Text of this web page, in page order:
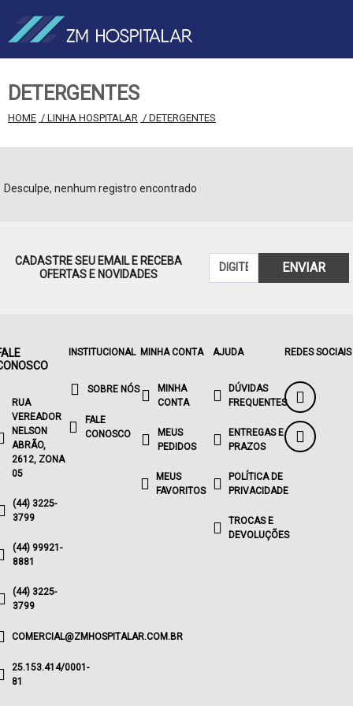
DETERGENTES
HOME / LINHA HOSPITALAR / DETERGENTES
Desculpe, nenhum registro encontrado
CADASTRE SEU EMAIL E RECEBA
OFERTAS E NOVIDADES
ENVIAR
RUA
VEREADOR
NELSON
ABRÃO,
2612, ZONA
05
(44) 3225-
3799
(44) 99921-
8881
(44) 3225-
3799
COMERCIAL@ZMHOSPITALAR.COM.BR
25.153.414/0001-
81
INSTITUCIONAL
SOBRE NÓS
FALE
CONOSCO
MINHA CONTA
MINHA
CONTA
MEUS
PEDIDOS
MEUS
FAVORITOS
AJUDA
DÚVIDAS
FREQUENTES
ENTREGAS E
PRAZOS
POLÍTICA DE
PRIVACIDADE
TROCAS E
DEVOLUÇÕES
REDES SOCIAIS